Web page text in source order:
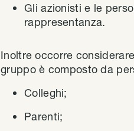
Gli azionisti e le
rappresentanza.
Inoltre occorre
gruppo è composto da
Colleghi;
Parenti;